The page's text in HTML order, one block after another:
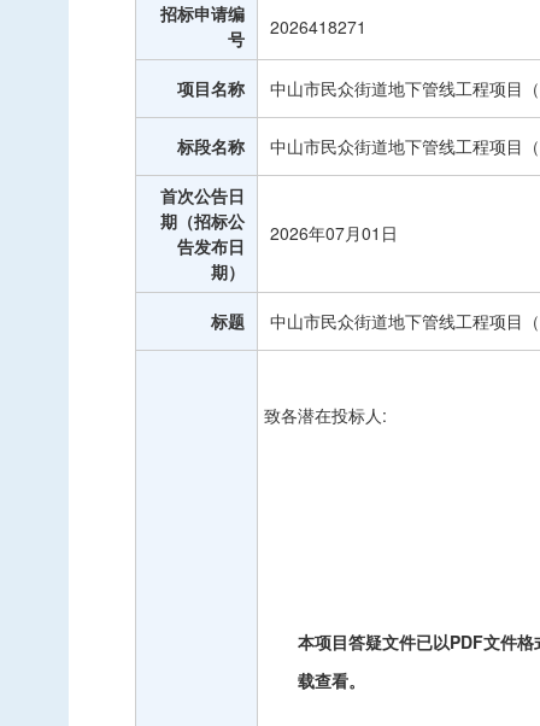
项目公告
招投标公开信息
招标申请编
号
2026418271
项目名称 中山市民众街道地下管线工程项目
标段名称 中山市民众街道地下管线工程项目
首次公告日
期（招标公
告发布日
期）
2026年07月01日
标题 中山市民众街道地下管线工程项目
致各潜在投标人:
本项目答疑文件已以PDF文件
载查看。